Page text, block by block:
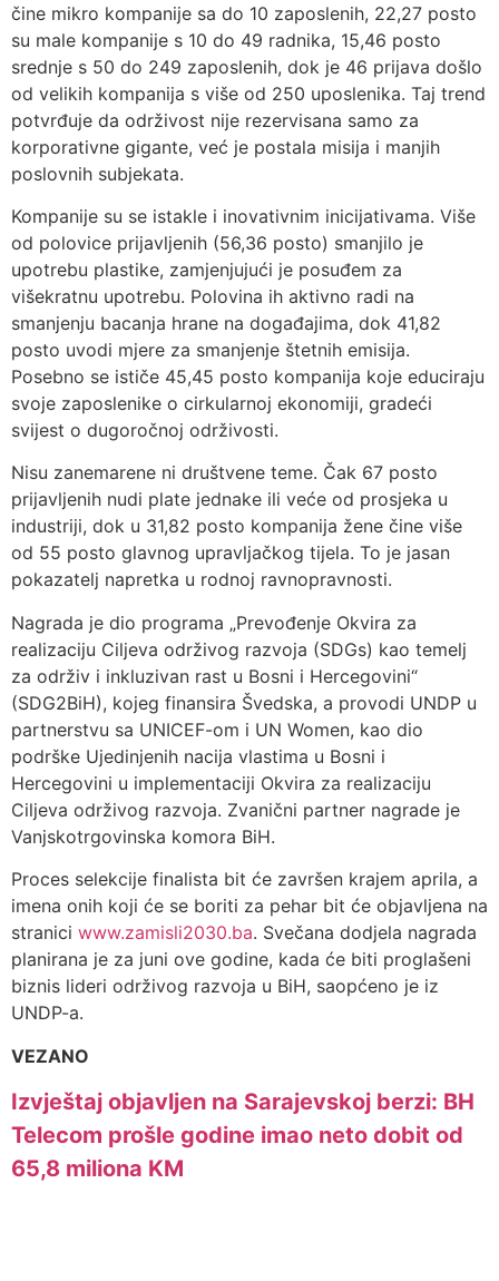
čine mikro kompanije sa do 10 zaposlenih, 22,27 posto
su male kompanije s 10 do 49 radnika, 15,46 posto
srednje s 50 do 249 zaposlenih, dok je 46 prijava došlo
od velikih kompanija s više od 250 uposlenika. Taj trend
potvrđuje da održivost nije rezervisana samo za
korporativne gigante, već je postala misija i manjih
poslovnih subjekata.
Kompanije su se istakle i inovativnim inicijativama. Više
od polovice prijavljenih (56,36 posto) smanjilo je
upotrebu plastike, zamjenjujući je posuđem za
višekratnu upotrebu. Polovina ih aktivno radi na
smanjenju bacanja hrane na događajima, dok 41,82
posto uvodi mjere za smanjenje štetnih emisija.
Posebno se ističe 45,45 posto kompanija koje educiraju
svoje zaposlenike o cirkularnoj ekonomiji, gradeći
svijest o dugoročnoj održivosti.
Nisu zanemarene ni društvene teme. Čak 67 posto
prijavljenih nudi plate jednake ili veće od prosjeka u
industriji, dok u 31,82 posto kompanija žene čine više
od 55 posto glavnog upravljačkog tijela. To je jasan
pokazatelj napretka u rodnoj ravnopravnosti.
Nagrada je dio programa „Prevođenje Okvira za
realizaciju Ciljeva održivog razvoja (SDGs) kao temelj
za održiv i inkluzivan rast u Bosni i Hercegovini“
(SDG2BiH), kojeg finansira Švedska, a provodi UNDP u
partnerstvu sa UNICEF-om i UN Women, kao dio
podrške Ujedinjenih nacija vlastima u Bosni i
Hercegovini u implementaciji Okvira za realizaciju
Ciljeva održivog razvoja. Zvanični partner nagrade je
Vanjskotrgovinska komora BiH.
Proces selekcije finalista bit će završen krajem aprila, a
imena onih koji će se boriti za pehar bit će objavljena na
stranici www.zamisli2030.ba. Svečana dodjela nagrada
planirana je za juni ove godine, kada će biti proglašeni
biznis lideri održivog razvoja u BiH, saopćeno je iz
UNDP-a.
VEZANO
Izvještaj objavljen na Sarajevskoj berzi: BH
Telecom prošle godine imao neto dobit od
65,8 miliona KM